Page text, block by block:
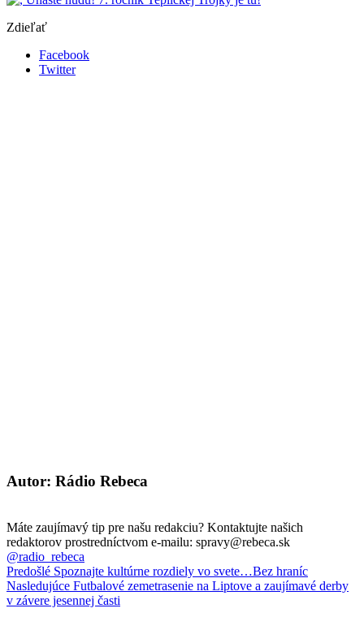
Zdieľať
Facebook
Twitter
Autor: Rádio Rebeca
Máte zaujímavý tip pre našu redakciu? Kontaktujte našich
redaktorov prostredníctvom e-mailu: spravy@rebeca.sk
@radio_rebeca
Predošlé Spoznajte kultúrne rozdiely vo svete…Bez hraníc
Nasledujúce Futbalové zemetrasenie na Liptove a zaujímavé derby
v závere jesennej časti